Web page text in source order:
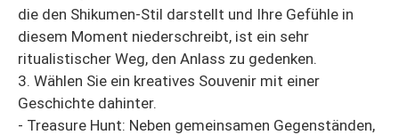
die den Shikumen-Stil darstellt und Ihre Gefühle in
diesem Moment niederschreibt, ist ein sehr
ritualistischer Weg, den Anlass zu gedenken.
3. Wählen Sie ein kreatives Souvenir mit einer
Geschichte dahinter.
- Treasure Hunt: Neben gemeinsamen Gegenständen,